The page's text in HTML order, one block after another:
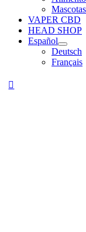
VAPER CBD
HEAD SHOP
Español
Deutsch
Français